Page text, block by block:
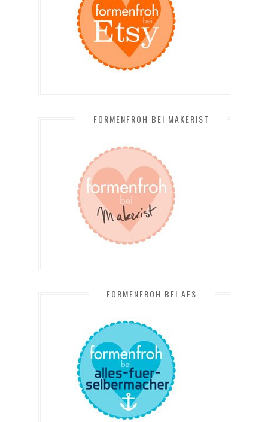
FORMENFROH BEI MAKERIST
FORMENFROH BEI AFS